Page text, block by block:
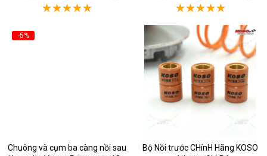
-5%
Chuông và cụm ba càng nồi sau
Bộ Nồi trước CHínH Hãng KOSO